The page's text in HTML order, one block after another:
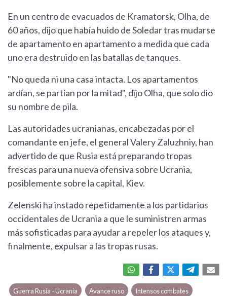
En un centro de evacuados de Kramatorsk, Olha, de
60 años, dijo que había huido de Soledar tras mudarse
de apartamento en apartamento a medida que cada
uno era destruido en las batallas de tanques.
"No queda ni una casa intacta. Los apartamentos
ardían, se partían por la mitad", dijo Olha, que solo dio
su nombre de pila.
Las autoridades ucranianas, encabezadas por el
comandante en jefe, el general Valery Zaluzhniy, han
advertido de que Rusia está preparando tropas
frescas para una nueva ofensiva sobre Ucrania,
posiblemente sobre la capital, Kiev.
Zelenski ha instado repetidamente a los partidarios
occidentales de Ucrania a que le suministren armas
más sofisticadas para ayudar a repeler los ataques y,
finalmente, expulsar a las tropas rusas.
Guerra Rusia - Ucrania Avance ruso Intensos combates